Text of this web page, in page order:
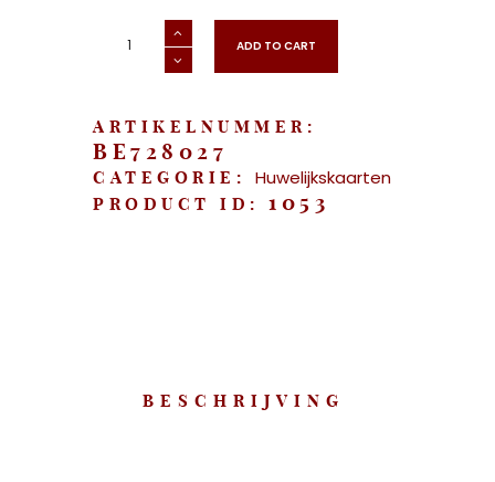
"Huwelijkskaart
aantal
ADD TO CART
ARTIKELNUMMER:
BE728027
CATEGORIE: Huwelijkskaarten
PRODUCT ID: 1053
BESCHRIJVING